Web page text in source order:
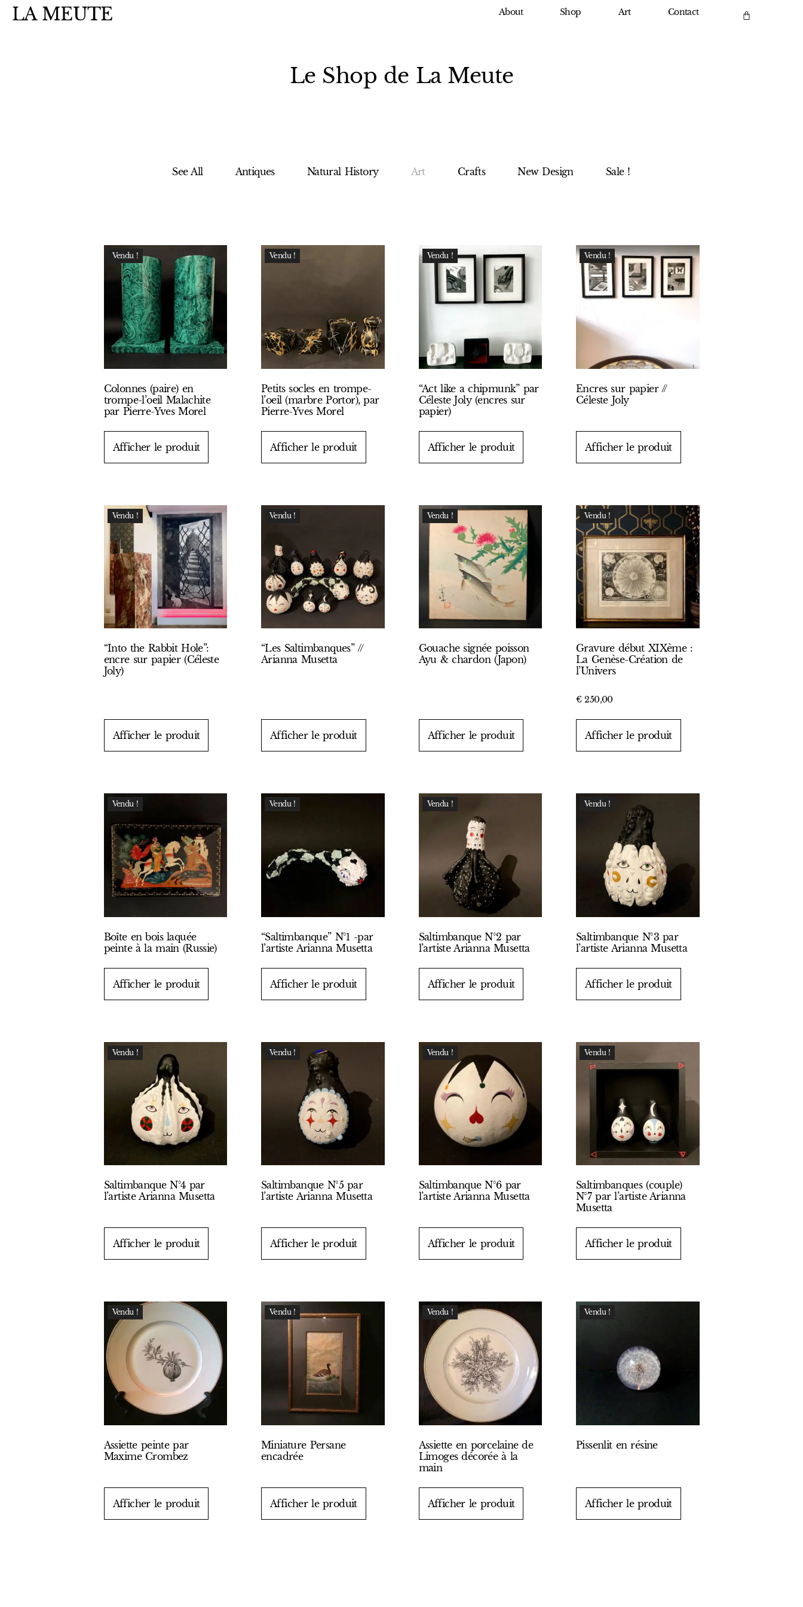
LA MEUTE About Shop Art Contact
Le Shop de La Meute
See All Antiques Natural History Art Crafts New Design Sale !
Vendu !
Colonnes (paire) en
trompe-l’oeil Malachite
par Pierre-Yves Morel
Afficher le produit
Vendu !
Petits socles en trompe-
l’oeil (marbre Portor), par
Pierre-Yves Morel
Afficher le produit
Vendu !
“Act like a chipmunk” par
Céleste Joly (encres sur
papier)
Afficher le produit
Vendu !
Encres sur papier //
Céleste Joly
Afficher le produit
Vendu !
“Into the Rabbit Hole”:
encre sur papier (Céleste
Joly)
Afficher le produit
Vendu !
“Les Saltimbanques” //
Arianna Musetta
Afficher le produit
Vendu !
Gouache signée poisson
Ayu & chardon (Japon)
Afficher le produit
Vendu !
Gravure début XIXème :
La Genèse-Création de
l’Univers
€ 250,00
Afficher le produit
Vendu !
Boîte en bois laquée
peinte à la main (Russie)
Afficher le produit
Vendu !
“Saltimbanque” N°1 -par
l’artiste Arianna Musetta
Afficher le produit
Vendu !
Saltimbanque N°2 par
l’artiste Arianna Musetta
Afficher le produit
Vendu !
Saltimbanque N°3 par
l’artiste Arianna Musetta
Afficher le produit
Vendu !
Saltimbanque N°4 par
l’artiste Arianna Musetta
Afficher le produit
Vendu !
Saltimbanque N°5 par
l’artiste Arianna Musetta
Afficher le produit
Vendu !
Saltimbanque N°6 par
l’artiste Arianna Musetta
Afficher le produit
Vendu !
Saltimbanques (couple)
N°7 par l’artiste Arianna
Musetta
Afficher le produit
Vendu !
Assiette peinte par
Maxime Crombez
Afficher le produit
Vendu !
Miniature Persane
encadrée
Afficher le produit
Vendu !
Assiette en porcelaine de
Limoges décorée à la
main
Afficher le produit
Vendu !
Pissenlit en résine
Afficher le produit